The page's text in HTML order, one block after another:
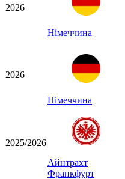
2026
Німеччина
2026
Німеччина
2025/2026
Айнтрахт
Франкфурт